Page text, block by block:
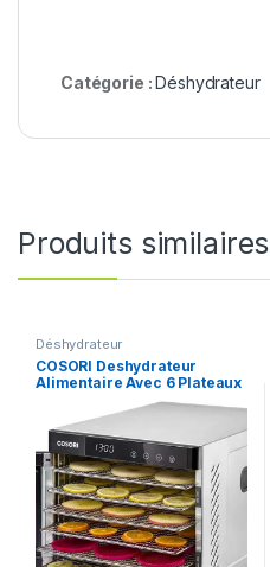
Catégorie :Déshydrateur
Produits similaires
Déshydrateur
COSORI Deshydrateur
Alimentaire Avec 6 Plateaux